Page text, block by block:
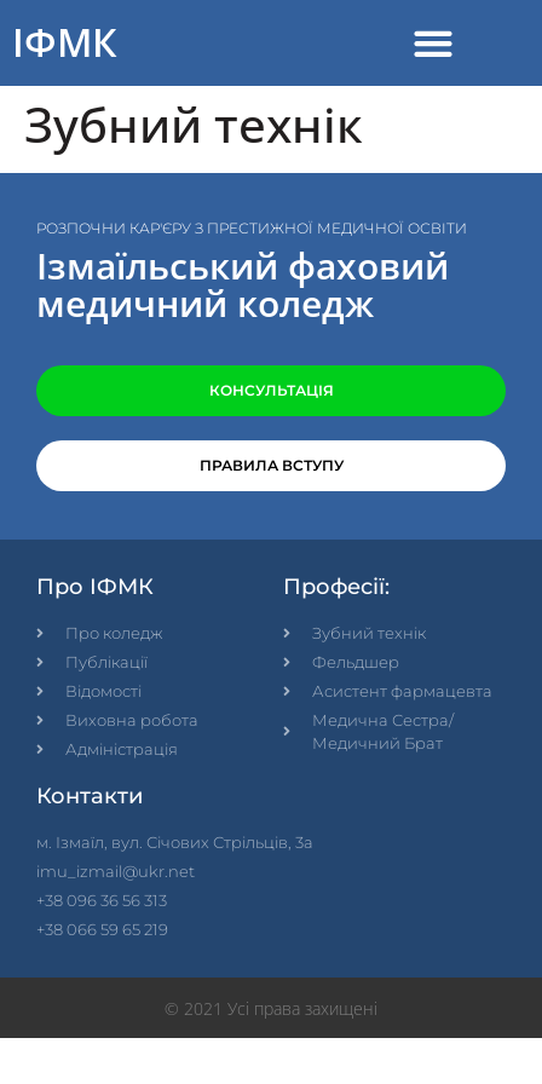
вмісту
ІФМК
Зубний технік
РОЗПОЧНИ КАР'ЄРУ З ПРЕСТИЖНОЇ МЕДИЧНОЇ ОСВІТИ
Ізмаїльський фаховий
медичний коледж
КОНСУЛЬТАЦІЯ
ПРАВИЛА ВСТУПУ
Про ІФМК
Про коледж
Публікації
Відомості
Виховна робота
Адміністрація
Професії:
Зубний технік
Фельдшер
Асистент фармацевта
Медична Сестра/
Медичний Брат
Контакти
м. Ізмаїл, вул. Січових Стрільців, 3а
imu_izmail@ukr.net
+38 096 36 56 313
+38 066 59 65 219
© 2021 Усі права захищені